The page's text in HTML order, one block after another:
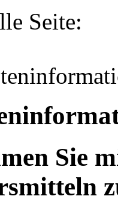
Seite:
Sie